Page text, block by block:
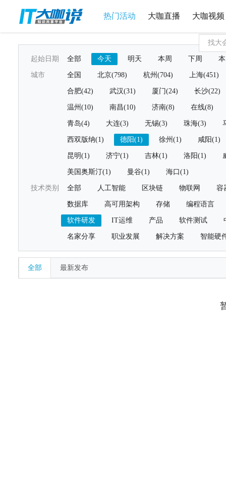
热门活动 大咖直播 大咖视频
起始日期 全部 今天 明天 本周 下周
城市 全国 北京(798) 杭州(704) 上海(451)
合肥(42) 武汉(31) 厦门(24) 长沙(22)
温州(10) 南昌(10) 济南(8) 在线(8)
青岛(4) 大连(3) 无锡(3) 珠海(3)
西双版纳(1) 德阳(1) 徐州(1) 咸阳(1)
昆明(1) 济宁(1) 吉林(1) 洛阳(1)
美国奥斯汀(1) 曼谷(1) 海口(1)
技术类别 全部 人工智能 区块链 物联网 容
数据库 高可用架构 存储 编程语言
软件研发 IT运维 产品 软件测试
名家分享 职业发展 解决方案 智能硬
全部 最新发布